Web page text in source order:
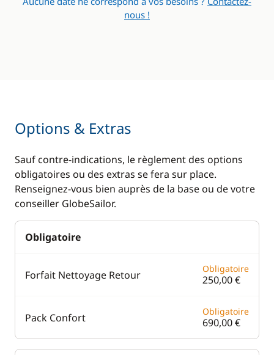
WC électrique
nous !
Options & Extras
Sauf contre-indications, le règlement des options
obligatoires ou des extras se fera sur place.
Renseignez-vous bien auprès de la base ou de votre
conseiller GlobeSailor.
Obligatoire
Forfait Nettoyage Retour Obligatoire
250,00 €
Pack Confort Obligatoire
690,00 €